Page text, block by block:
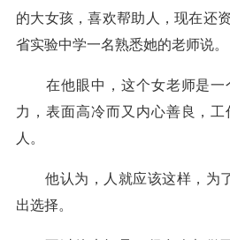
的大女孩，喜欢帮助人，现在还
省实验中学一名熟悉她的老师说。
在他眼中，这个女老师是一
力，表面高冷而又内心善良，工
人。
他认为，人就应该这样，为
出选择。